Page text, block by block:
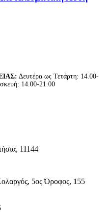
Δευτέρα ως Τετάρτη: 14.00-
14.00-21.00
11144
5ος Όροφος, 155